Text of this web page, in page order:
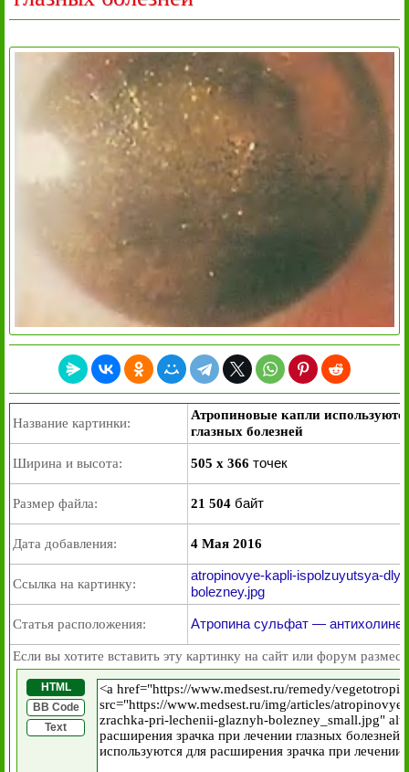
Название картинки:
Атропиновые капли
глазных болезней
Ширина и высота: 505 x 366 точек
Размер файла: 21 504 байт
Дата добавления: 4 Мая 2016
Ссылка на картинку:
atropinovye-kapli-ispolzuyutsya-
bolezney.jpg
Статья расположения: Атропина сульфат —
Если вы хотите вставить эту картинку на сайт или форум
HTML
BB Code
Text